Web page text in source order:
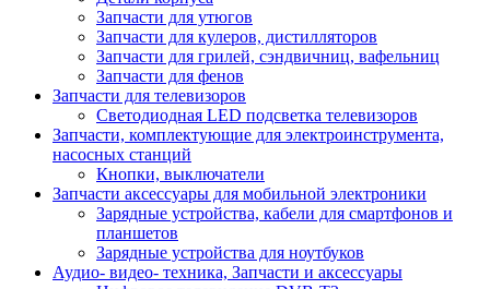
Запчасти для утюгов
Запчасти для кулеров, дистилляторов
Запчасти для грилей, сэндвичниц, вафельниц
Запчасти для фенов
Запчасти для телевизоров
Светодиодная LED подсветка телевизоров
Запчасти, комплектующие для электроинструмента,
насосных станций
Кнопки, выключатели
Запчасти аксессуары для мобильной электроники
Зарядные устройства, кабели для смартфонов и
планшетов
Зарядные устройства для ноутбуков
Аудио- видео- техника, Запчасти и аксессуары